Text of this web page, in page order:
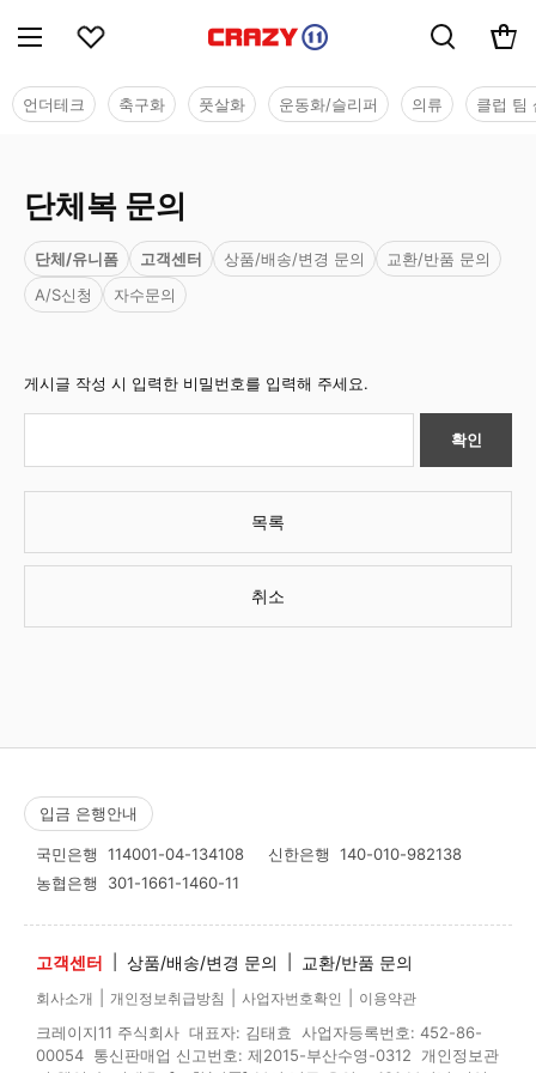
언더테크 축구화 풋살화 운동화/슬리퍼 의류 클럽 팀
단체복 문의
단체/유니폼 고객센터 상품/배송/변경 문의
교환/반품 문의
A/S신청
자수문의
게시글 작성 시 입력한 비밀번호를 입력해 주세요.
확인
목록
취소
입금 은행안내
국민은행 114001-04-134108 신한은행 140-010-982138
농협은행 301-1661-1460-11
고객센터 상품/배송/변경 문의 교환/반품 문의
회사소개 개인정보취급방침 사업자번호확인 이용약관
크레이지11 주식회사 대표자: 김태효 사업자등록번호: 452-86-
00054 통신판매업 신고번호: 제2015-부산수영-0312 개인정보관